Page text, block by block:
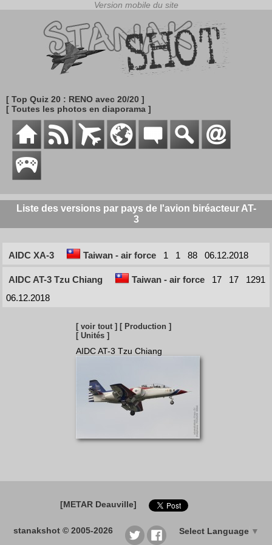
[ Top Quiz 20 : RENO avec 20/20 ]
[ Toutes les photos en diaporama ]
Liste des versions par pays de l'avion biréacteur AT-
3
AIDC XA-3 Taiwan - air force 1 1 88 06.12.2018
AIDC AT-3 Tzu Chiang Taiwan - air force 17 17
1291
06.12.2018
[ voir tout ] [ Production ]
[ Unités ]
AIDC AT-3 Tzu Chiang
[METAR Deauville]
stanakshot © 2005-2026 Select Language ▼